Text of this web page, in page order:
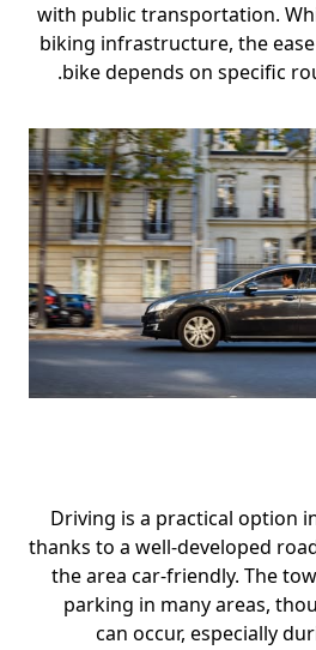
with public transportation.
biking infrastructure, the
bike depends on specific
Driving is a practical option
thanks to a well-developed
the area car-friendly. The
parking in many areas,
can occur, especially